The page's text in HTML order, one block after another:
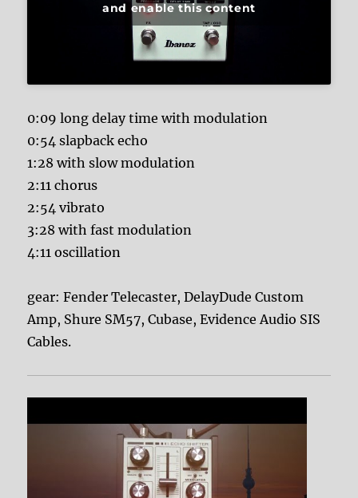
and enable this content
0:09 long delay time with modulation
0:54 slapback echo
1:28 with slow modulation
2:11 chorus
2:54 vibrato
3:28 with fast modulation
4:11 oscillation
gear: Fender Telecaster, DelayDude Custom
Amp, Shure SM57, Cubase, Evidence Audio SIS
Cables.